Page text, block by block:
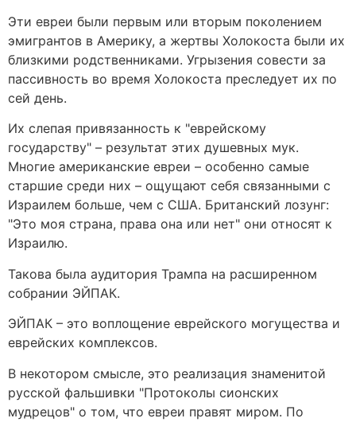
Эти евреи были первым или вторым поколением
эмигрантов в Америку, а жертвы Холокоста были их
близкими родственниками. Угрызения совести за
пассивность во время Холокоста преследует их по
сей день.
Их слепая привязанность к "еврейскому
государству" – результат этих душевных мук.
Многие американские евреи – особенно самые
старшие среди них – ощущают себя связанными с
Израилем больше, чем с США. Британский лозунг:
"Это моя страна, права она или нет" они относят к
Израилю.
Такова была аудитория Трампа на расширенном
собрании ЭЙПАК.
ЭЙПАК – это воплощение еврейского могущества и
еврейских комплексов.
В некотором смысле, это реализация знаменитой
русской фальшивки "Протоколы сионских
мудрецов" о том, что евреи правят миром. По